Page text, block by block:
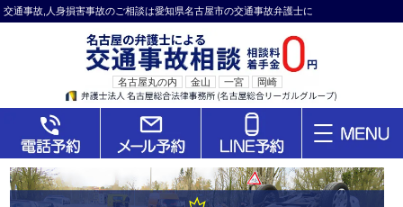
交通事故,人身損害事故のご相談は愛知県名古屋市の交通事故弁護士に
名古屋丸の内 金山 一宮 岡崎